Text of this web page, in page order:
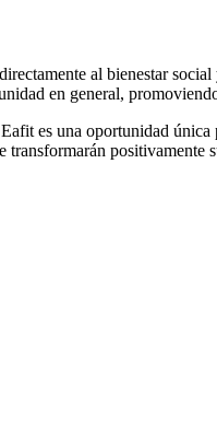
al bienestar
en general,
es una oportunidad
positivamente